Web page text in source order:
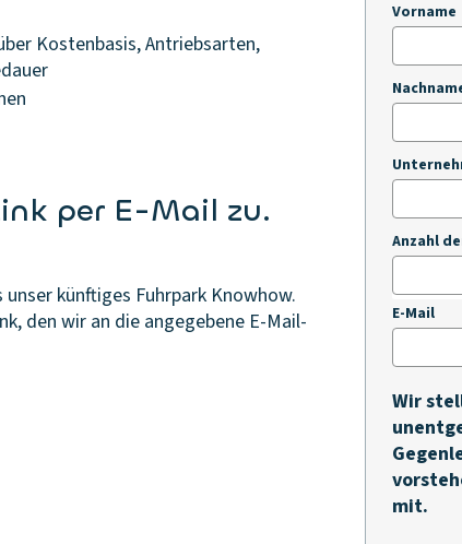
Kostenbasis, Antriebsarten,
per E-Mail zu.
künftiges Fuhrpark Knowhow.
den wir an die angegebene E-Mail-
Vorname
Anzahl
E-Mail
Wir
mit.